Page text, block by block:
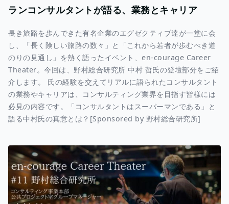
ランコンサルタントが語る、業務とキャリア
長き旅路を歩んできた有名企業のエグゼクティブ達が一堂に会
し、「長く険しい旅路の数々」と「これから若者が歩むべき道
のりの見通し」を熱く語ったイベント、en-courage Career
Theater。今回は、野村総合研究所 中村 哲氏の登壇部分をご紹
介します。 氏の経験を交えてリアルに語られたコンサルタント
の業務やキャリアは、コンサルティング業界を目指す皆様には
必見の内容です。「コンサルタントはスーパーマンである」と
語る中村氏の真意とは？[Sponsored by 野村総合研究所]